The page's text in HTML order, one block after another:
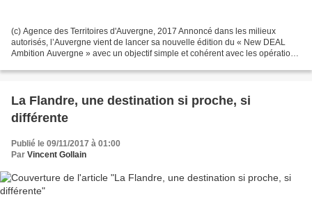
(c) Agence des Territoires d'Auvergne, 2017 Annoncé dans les milieux
autorisés, l’Auvergne vient de lancer sa nouvelle édition du « New DEAL
Ambition Auvergne » avec un objectif simple et cohérent avec les opérations
La Flandre, une destination si proche, si
différente
Publié le 09/11/2017 à 01:00
Par Vincent Gollain